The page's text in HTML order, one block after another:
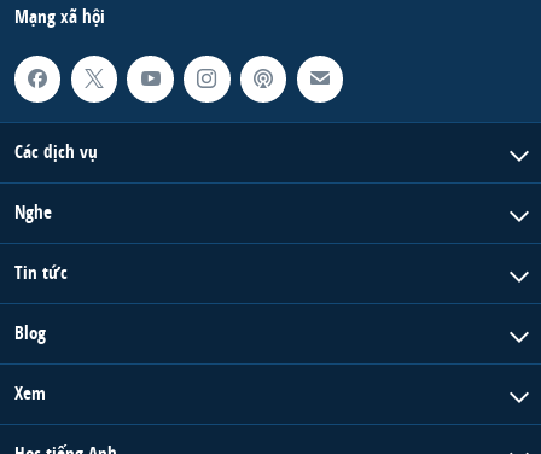
Mạng xã hội
Các dịch vụ
Nghe
Tin tức
Blog
Xem